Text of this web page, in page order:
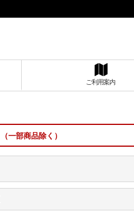
ご利用案内
（一部商品除く）